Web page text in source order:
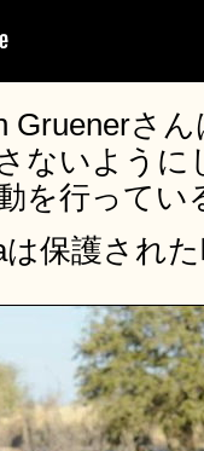
Gruenerさ
ないよう
を行ってい
保護され